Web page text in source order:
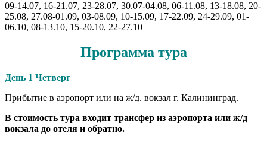
09-14.07, 16-21.07, 23-28.07, 30.07-04.08, 06-11.08, 13-18.08, 20-
25.08, 27.08-01.09, 03-08.09, 10-15.09, 17-22.09, 24-29.09, 01-
06.10, 08-13.10, 15-20.10, 22-27.10
Программа тура
День 1 Четверг
Прибытие в аэропорт или на ж/д. вокзал г. Калининград.
В стоимость тура входит трансфер из аэропорта или ж/д
вокзала до отеля и обратно.